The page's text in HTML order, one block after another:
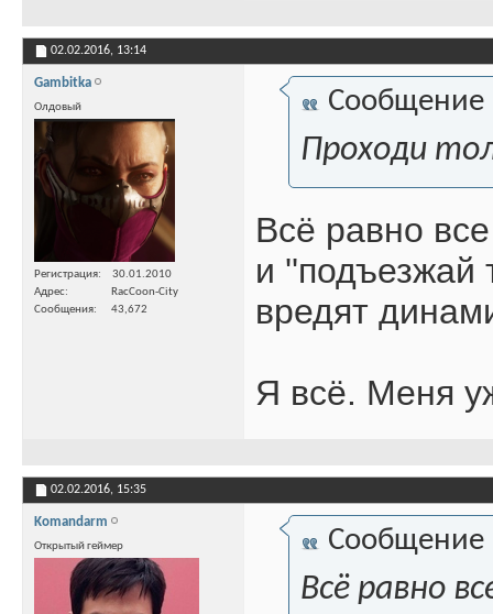
02.02.2016, 13:14
Gambitka
Олдовый
Регистрация
30.01.2010
Адрес
RacCoon-City
Сообщения
43,672
Сообщение
Проходи
Всё равно
и ''подъезжай
вредят
Я всё. Меня
02.02.2016, 15:35
Komandarm
Открытый геймер Сообщение
Всё равно